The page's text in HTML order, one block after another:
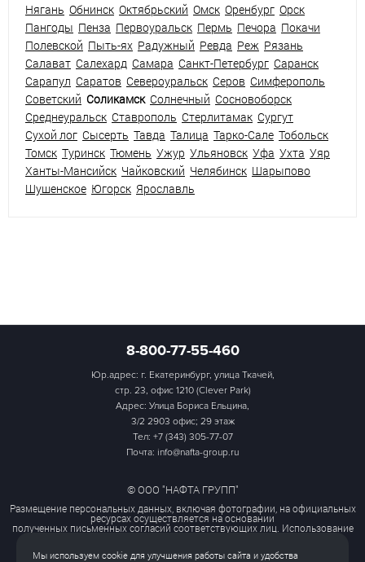
Нягань Обнинск Октябрьский Омск Оренбург Орск
Пангоды Пенза Первоуральск Пермь Печора Покачи
Полевской Пыть-ях Радужный Ревда Реж Рязань
Салават Салехард Самара Санкт-Петербург Саранск
Сарапул Саратов Североуральск Серов Симферополь
Советский Соликамск Солнечный Сосновоборск
Среднеуральск Ставрополь Стерлитамак Сургут
Сухой лог Сысерть Тавда Талица Тарко-Сале Тобольск
Томск Туринск Тюмень Ужур Ульяновск Уфа Ухта Уяр
Ханты-Мансийск Чайковский Челябинск Шарыпово
Шушенское Югорск Ярославль
8-800-77-55-460
Юр.адрес: г. Екатеринбург, улица Ткачей,
стр. 23, офис 1210 (Clever Park)
Адрес: Улица Бориса Ельцина,
3/2 2903 офис; 29 этаж
Тел: +7 (343) 305-77-07
Почта: info@nafta-group.ru
© ООО "НАФТА ГРУПП"
Размещение персональных данных, включая фотографии, на официальных
ресурсах осуществляется на основании
полученных письменных согласий соответствующих лиц. Использование
этих материалов третьими лицами
Мы используем cookie для улучшения работы сайта и удобства